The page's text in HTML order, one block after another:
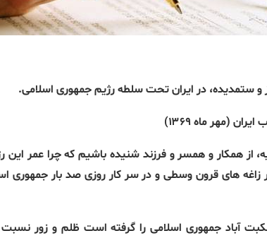
و ستمدیده، در ایران تحت سلطه رژیم جمهوری اسلامی.
(مهر ماه ۱۳۶۹)
از همکار و همسر و فرزند شنیده باشیم که چرا عمر
های قرون وسطی و در سر کار روزی صد بار جمهوری
آباد جمهوری اسلامی را گرفته است ظلم و زور